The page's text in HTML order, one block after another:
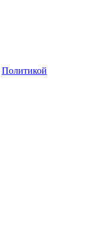
Политикой